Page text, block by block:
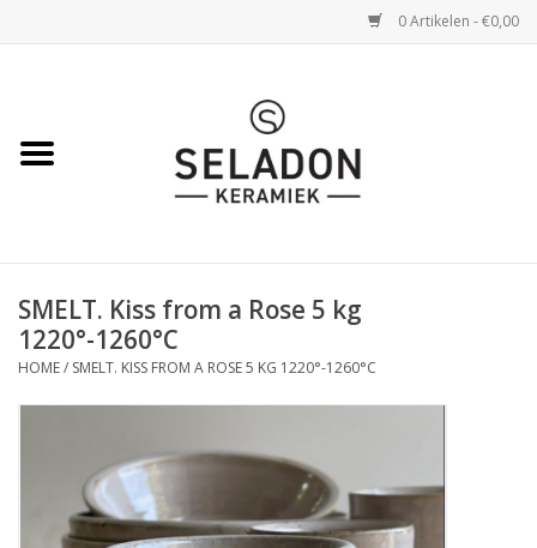
0 Artikelen - €0,00
VERZENDING
SELADON ZOMERDEALS
SMELT. Kiss from a Rose 5 kg
1220°-1260°C
HOME/ SMELT. KISS FROM A ROSE 5 KG 1220°-1260°C